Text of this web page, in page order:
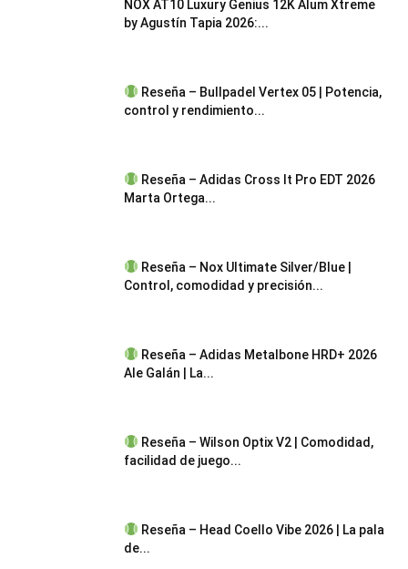
NOX AT10 Luxury Genius 12K Alum Xtreme
by Agustín Tapia 2026:...
Reseña – Bullpadel Vertex 05 | Potencia,
control y rendimiento...
Reseña – Adidas Cross It Pro EDT 2026
Marta Ortega...
Reseña – Nox Ultimate Silver/Blue |
Control, comodidad y precisión...
Reseña – Adidas Metalbone HRD+ 2026
Ale Galán | La...
Reseña – Wilson Optix V2 | Comodidad,
facilidad de juego...
Reseña – Head Coello Vibe 2026 | La pala
de...